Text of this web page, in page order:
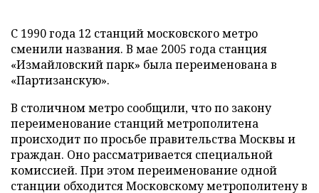
С 1990 года 12 станций московского метро
сменили названия. В мае 2005 года станция
«Измайловский парк» была переименована в
«Партизанскую».
В столичном метро сообщили, что по закону
переименование станций метрополитена
происходит по просьбе правительства Москвы и
граждан. Оно рассматривается специальной
комиссией. При этом переименование одной
станции обходится Московскому метрополитену в